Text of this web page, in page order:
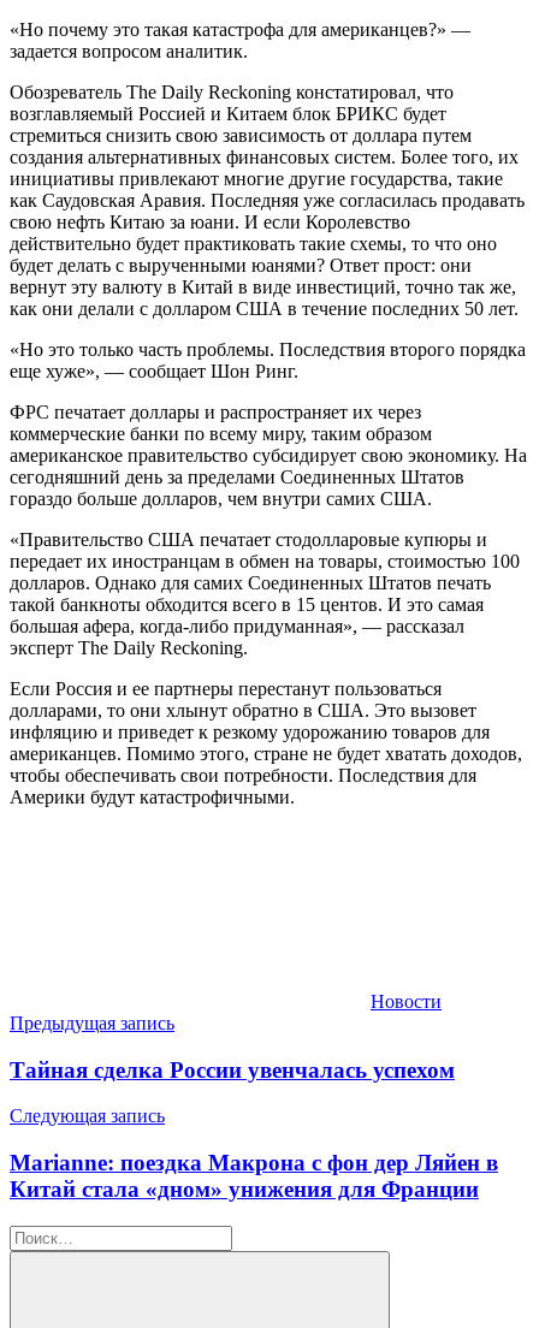
«Но почему это такая катастрофа для американцев?» —
задается вопросом аналитик.
Обозреватель The Daily Reckoning констатировал, что
возглавляемый Россией и Китаем блок БРИКС будет
стремиться снизить свою зависимость от доллара путем
создания альтернативных финансовых систем. Более того, их
инициативы привлекают многие другие государства, такие
как Саудовская Аравия. Последняя уже согласилась продавать
свою нефть Китаю за юани. И если Королевство
действительно будет практиковать такие схемы, то что оно
будет делать с вырученными юанями? Ответ прост: они
вернут эту валюту в Китай в виде инвестиций, точно так же,
как они делали с долларом США в течение последних 50 лет.
«Но это только часть проблемы. Последствия второго порядка
еще хуже», — сообщает Шон Ринг.
ФРС печатает доллары и распространяет их через
коммерческие банки по всему миру, таким образом
американское правительство субсидирует свою экономику. На
сегодняшний день за пределами Соединенных Штатов
гораздо больше долларов, чем внутри самих США.
«Правительство США печатает стодолларовые купюры и
передает их иностранцам в обмен на товары, стоимостью 100
долларов. Однако для самих Соединенных Штатов печать
такой банкноты обходится всего в 15 центов. И это самая
большая афера, когда-либо придуманная», — рассказал
эксперт The Daily Reckoning.
Если Россия и ее партнеры перестанут пользоваться
долларами, то они хлынут обратно в США. Это вызовет
инфляцию и приведет к резкому удорожанию товаров для
американцев. Помимо этого, стране не будет хватать доходов,
чтобы обеспечивать свои потребности. Последствия для
Америки будут катастрофичными.
Новости
Навигация
по
записям
Предыдущая запись
Тайная сделка России увенчалась успехом
Следующая запись
Marianne: поездка Макрона с фон дер Ляйен в
Китай стала «дном» унижения для Франции
Найти: